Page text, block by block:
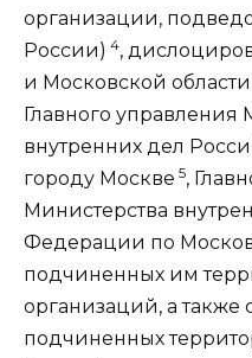
организации,
России) 4,
и Московской
Главного управления
внутренних дел
городу Москве 5,
Министерства
Федерации по
подчиненных им
организаций, а также
подчиненных